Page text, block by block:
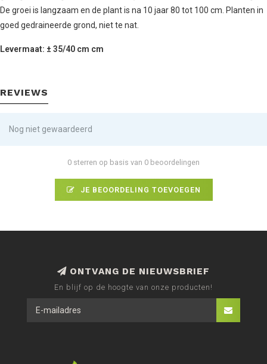
De groei is langzaam en de plant is na 10 jaar 80 tot 100 cm. Planten in
goed gedraineerde grond, niet te nat.
Levermaat: ± 35/40 cm cm
REVIEWS
Nog niet gewaardeerd
0 sterren op basis van 0 beoordelingen
JE BEOORDELING TOEVOEGEN
ONTVANG DE NIEUWSBRIEF
En blijf op de hoogte van onze producten!